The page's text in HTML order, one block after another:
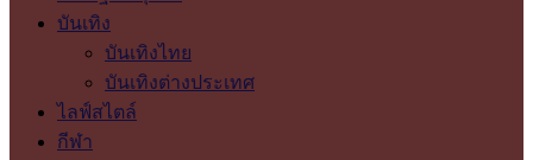
บันเทิง
บันเทิงไทย
บันเทิงต่างประเทศ
ไลฟ์สไตล์
กีฬา